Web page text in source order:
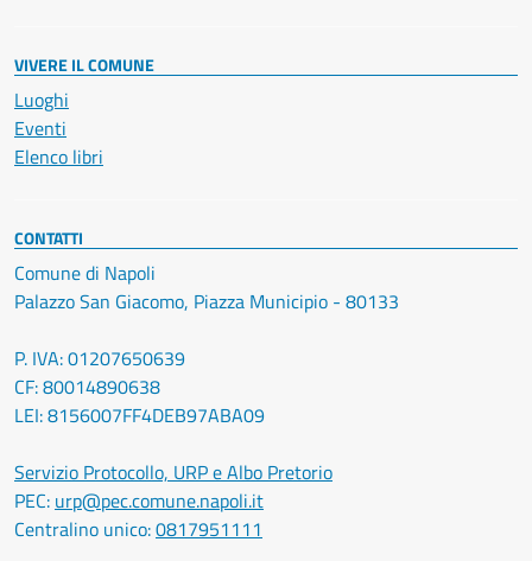
VIVERE IL COMUNE
Luoghi
Eventi
Elenco libri
CONTATTI
Comune di Napoli
Palazzo San Giacomo, Piazza Municipio - 80133
P. IVA: 01207650639
CF: 80014890638
LEI: 8156007FF4DEB97ABA09
Servizio Protocollo, URP e Albo Pretorio
PEC: urp@pec.comune.napoli.it
Centralino unico:0817951111